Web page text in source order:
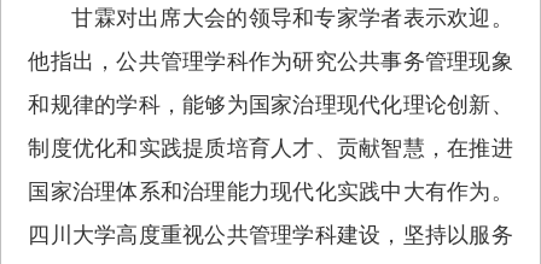
甘霖对出席大会的领导和专家学者表示欢迎。
他指出，公共管理学科作为研究公共事务管理现象
和规律的学科，能够为国家治理现代化理论创新、
制度优化和实践提质培育人才、贡献智慧，在推进
国家治理体系和治理能力现代化实践中大有作为。
四川大学高度重视公共管理学科建设，坚持以服务